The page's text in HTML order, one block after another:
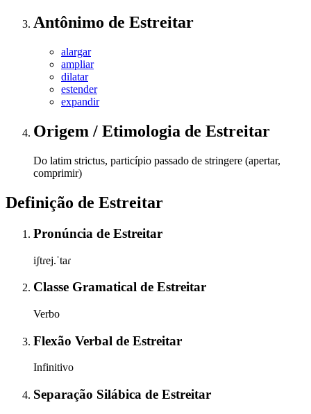
Antônimo de Estreitar
alargar
ampliar
dilatar
estender
expandir
Origem / Etimologia de Estreitar
Do latim strictus, particípio passado de stringere (apertar,
comprimir)
Definição de Estreitar
Pronúncia de Estreitar
iʃtɾej.ˈtaɾ
Classe Gramatical de Estreitar
Verbo
Flexão Verbal de Estreitar
Infinitivo
Separação Silábica de Estreitar